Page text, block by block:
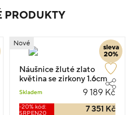
PRODUKTY
sleva
20%
Nové
Náušnice žluté zlato
květina se zirkony 1.6cm
Skladem 9 189 Kč
-20% kód:
SRPEN20
7 351 Kč